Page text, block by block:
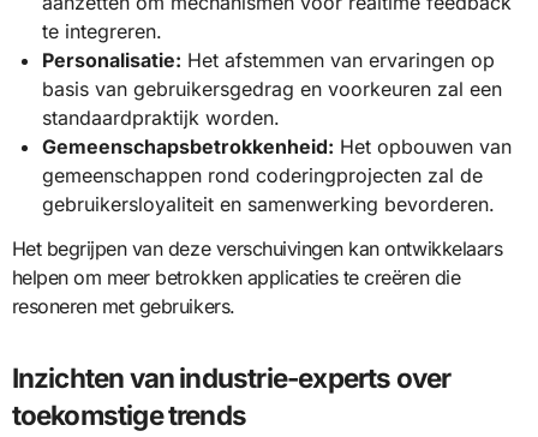
te integreren.
Personalisatie: Het afstemmen van ervaringen op
basis van gebruikersgedrag en voorkeuren zal een
standaardpraktijk worden.
Gemeenschapsbetrokkenheid: Het opbouwen van
gemeenschappen rond coderingprojecten zal de
gebruikersloyaliteit en samenwerking bevorderen.
Het begrijpen van deze verschuivingen kan ontwikkelaars
helpen om meer betrokken applicaties te creëren die
resoneren met gebruikers.
Inzichten van industrie-experts over
toekomstige trends